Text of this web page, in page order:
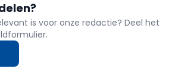
is voor onze redactie? Deel het